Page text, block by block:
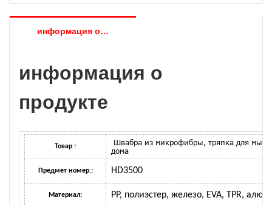
информация о продукте
информация о
продукте
Товар :
Швабра из микрофибры, тряпка для
дома
Предмет номер.: HD3500
Материал: PP, полиэстер, железо, EVA, TPR,